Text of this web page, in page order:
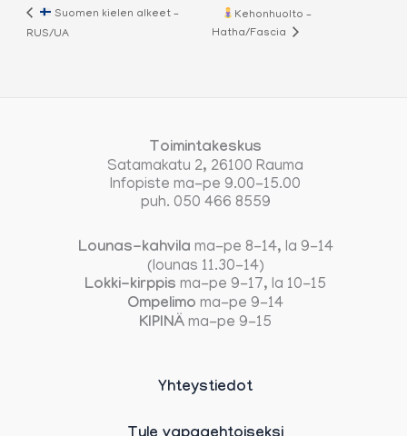
Suomen kielen alkeet –
RUS/UA
Kehonhuolto –
Hatha/Fascia
Toimintakeskus
Satamakatu 2, 26100 Rauma
Infopiste ma-pe 9.00-15.00
puh. 050 466 8559
Lounas-kahvila ma-pe 8-14, la 9-14
(lounas 11.30-14)
Lokki-kirppis ma-pe 9-17, la 10-15
Ompelimo ma-pe 9-14
KIPINÄ ma-pe 9-15
Yhteystiedot